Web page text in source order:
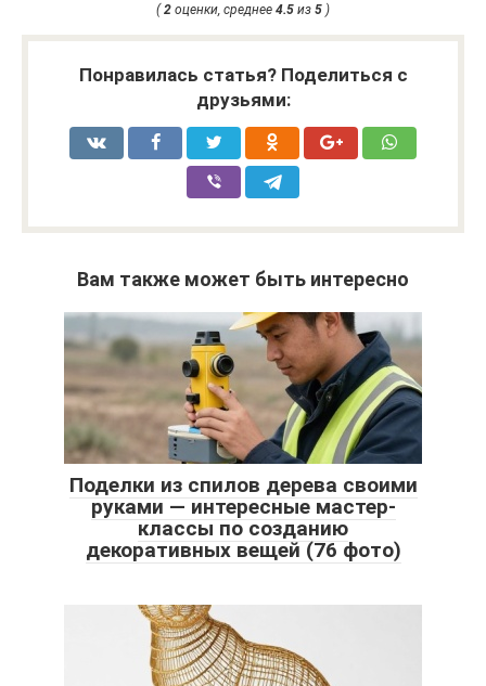
( 2 оценки, среднее 4.5 из 5 )
Понравилась статья? Поделиться с
друзьями:
Вам также может быть интересно
Поделки из спилов дерева своими
руками — интересные мастер-
классы по созданию
декоративных вещей (76 фото)